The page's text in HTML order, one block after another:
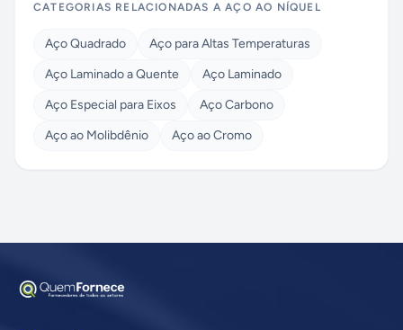
CATEGORIAS RELACIONADAS AAÇO AO NÍQUEL
Aço Quadrado
Aço para Altas Temperaturas
Aço Laminado a Quente
Aço Laminado
Aço Especial para Eixos
Aço Carbono
Aço ao Molibdênio
Aço ao Cromo